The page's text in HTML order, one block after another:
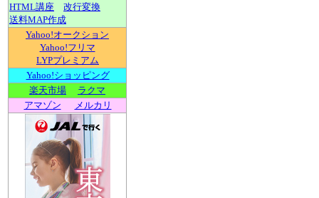
HTML講座
改行変換
送料MAP作成
Yahoo!オークション
Yahoo!フリマ
LYPプレミアム
Yahoo!ショッピング
楽天市場
ラクマ
アマゾン
メルカリ